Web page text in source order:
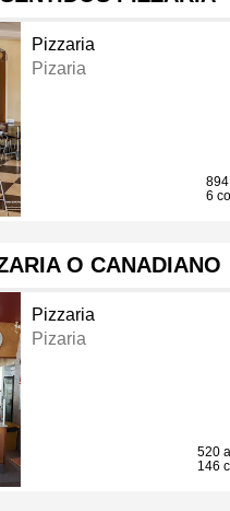
Pizzaria
Pizaria
6
O CANADIANO
Pizzaria
Pizaria
520
146